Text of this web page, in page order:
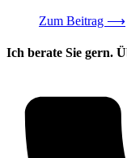
Zum Beitrag ⟶
Ich berate Sie gern.